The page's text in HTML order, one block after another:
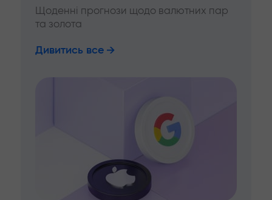
Щоденні прогнози щодо валютних пар
та золота
Дивитись все